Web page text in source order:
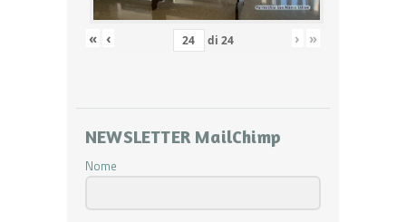
« ‹ di 24 › »
NEWSLETTER MailChimp
Nome